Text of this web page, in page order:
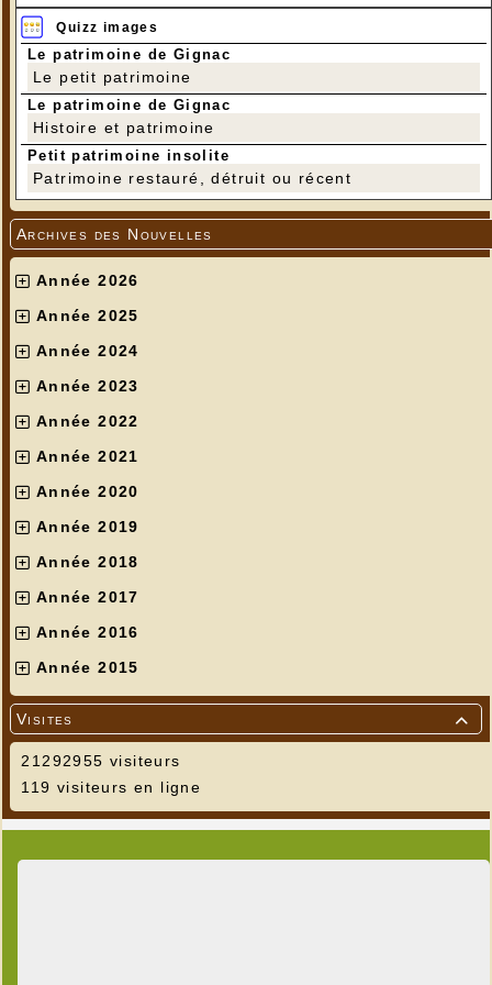
Quizz images
Le patrimoine de Gignac
Le petit patrimoine
Le patrimoine de Gignac
Histoire et patrimoine
Petit patrimoine insolite
Patrimoine restauré, détruit ou récent
Archives des Nouvelles
Année 2026
Année 2025
Année 2024
Année 2023
Année 2022
Année 2021
Année 2020
Année 2019
Année 2018
Année 2017
Année 2016
Année 2015

Visites
21292955 visiteurs
119 visiteurs en ligne